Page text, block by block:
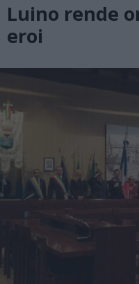
Luino rende
eroi